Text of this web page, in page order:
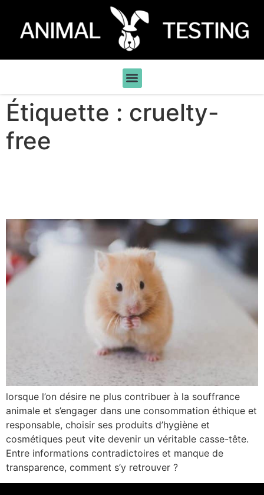
Étiquette : cruelty-
free
lorsque l’on désire ne plus contribuer à la souffrance
animale et s’engager dans une consommation éthique et
responsable, choisir ses produits d’hygiène et
cosmétiques peut vite devenir un véritable casse-tête.
Entre informations contradictoires et manque de
transparence, comment s’y retrouver ?